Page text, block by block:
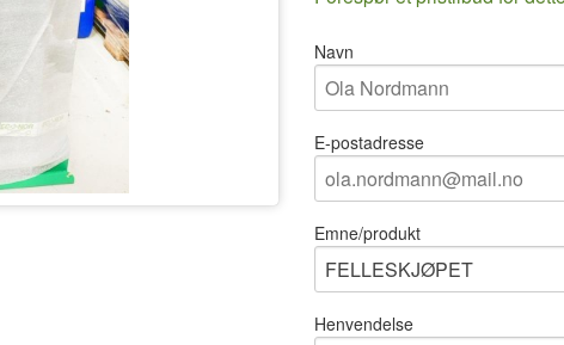
Navn
E-postadresse
Emne/produkt
Henvendelse